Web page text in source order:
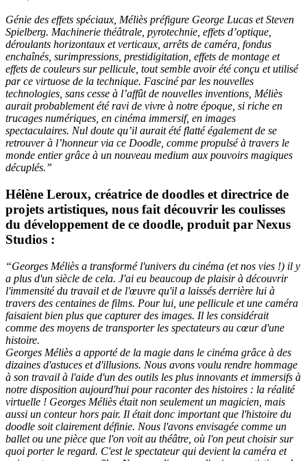
Génie des effets spéciaux, Méliès préfigure George Lucas et Steven
Spielberg. Machinerie théâtrale, pyrotechnie, effets d’optique,
déroulants horizontaux et verticaux, arrêts de caméra, fondus
enchaînés, surimpressions, prestidigitation, effets de montage et
effets de couleurs sur pellicule, tout semble avoir été conçu et utilisé
par ce virtuose de la technique. Fasciné par les nouvelles
technologies, sans cesse à l’affût de nouvelles inventions, Méliès
aurait probablement été ravi de vivre à notre époque, si riche en
trucages numériques, en cinéma immersif, en images
spectaculaires. Nul doute qu’il aurait été flatté également de se
retrouver à l’honneur via ce Doodle, comme propulsé à travers le
monde entier grâce à un nouveau medium aux pouvoirs magiques
décuplés.”
Hélène Leroux, créatrice de doodles et directrice de
projets artistiques, nous fait découvrir les coulisses
du développement de ce doodle, produit par Nexus
Studios :
“Georges Méliès a transformé l'univers du cinéma (et nos vies !) il y
a plus d'un siècle de cela. J'ai eu beaucoup de plaisir à découvrir
l'immensité du travail et de l'œuvre qu'il a laissés derrière lui à
travers des centaines de films. Pour lui, une pellicule et une caméra
faisaient bien plus que capturer des images. Il les considérait
comme des moyens de transporter les spectateurs au cœur d'une
histoire.
Georges Méliès a apporté de la magie dans le cinéma grâce à des
dizaines d'astuces et d'illusions. Nous avons voulu rendre hommage
à son travail à l'aide d'un des outils les plus innovants et immersifs à
notre disposition aujourd'hui pour raconter des histoires : la réalité
virtuelle ! Georges Méliès était non seulement un magicien, mais
aussi un conteur hors pair. Il était donc important que l'histoire du
doodle soit clairement définie. Nous l'avons envisagée comme un
ballet ou une pièce que l'on voit au théâtre, où l'on peut choisir sur
quoi porter le regard. C'est le spectateur qui devient la caméra et